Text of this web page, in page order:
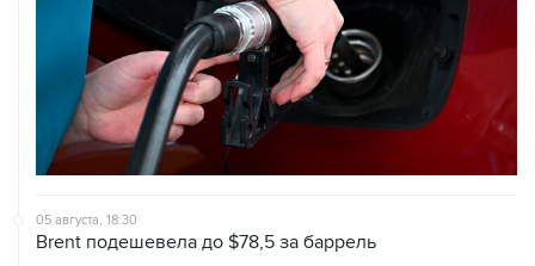
05 августа, 18:30
Brent подешевела до $78,5 за баррель